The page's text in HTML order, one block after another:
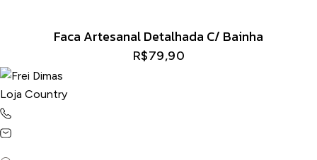
Faca Artesanal Detalhada C/ Bainha
R$79,90